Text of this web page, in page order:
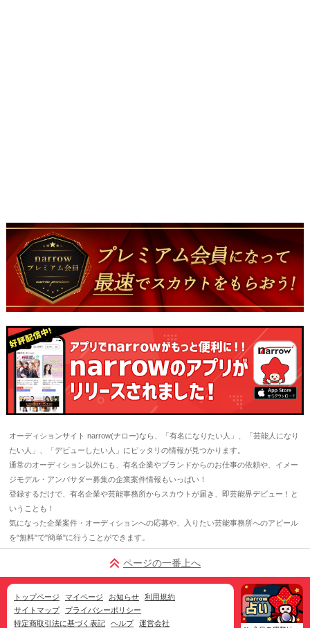
オーディションサイト narrow(ナロー)なら、「有名になりたい人」、「芸能人になり
たい人」、「デビューしたい人」にピッタリの情報が見つかります。
通常のオーディション以外にも、有名企業やブランドからのお仕事の依頼や、イメー
ジモデル・アンバサダー募集の企業案件情報もいっぱい！
登録するだけで、有名企業や芸能事務所からスカウトが届き、即芸能界デビュー！と
いうことも！
気になった企業案件・オーディションへの応募や、入りたい芸能事務所へのアピール
を"無料"で"簡単"に行うことができます。
ページの一番上へ
トップページ マイページ お知らせ
利用規約
サイトマップ
プライバシーポリシー
特定商取引法に基づく表記
ヘルプ 運営会社